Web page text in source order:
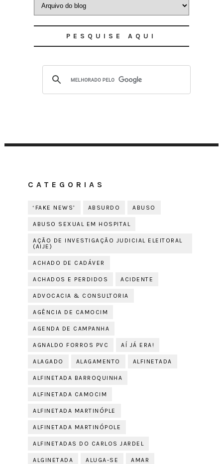
PESQUISE AQUI
CATEGORIAS
‘FAKE NEWS’ ABSURDO ABUSO
ABUSO SEXUAL EM HOSPITAL
AÇÃO DE INVESTIGAÇÃO JUDICIAL ELEITORAL
(AIJE)
ACHADO DE CADÁVER
ACHADOS E PERDIDOS ACIDENTE
ADVOCACIA & CONSULTORIA
AGÊNCIA DE CAMOCIM
AGENDA DE CAMPANHA
AGNALDO FORROS PVC AÍ JÁ ERA!
ALAGADO ALAGAMENTO ALFINETADA
ALFINETADA BARROQUINHA
ALFINETADA CAMOCIM
ALFINETADA MARTINÓPLE
ALFINETADA MARTINÓPOLE
ALFINETADAS DO CARLOS JARDEL
ALGINETADA ALUGA-SE AMAR